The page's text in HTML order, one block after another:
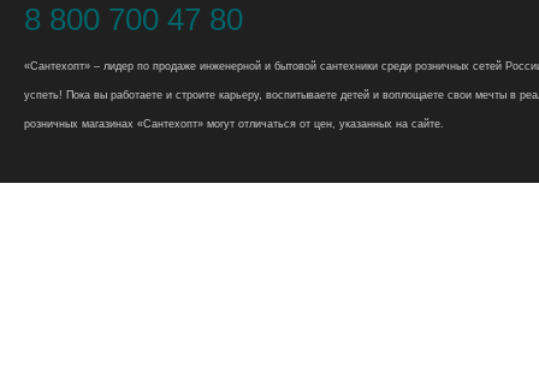
8 800 700 47 80
«Сантехопт» – лидер по продаже инженерной и бытовой сантехники среди розничных сетей
успеть! Пока вы работаете и строите карьеру, воспитываете детей и воплощаете свои мечты в
розничных магазинах «Сантехопт» могут отличаться от цен, указанных на сайте.